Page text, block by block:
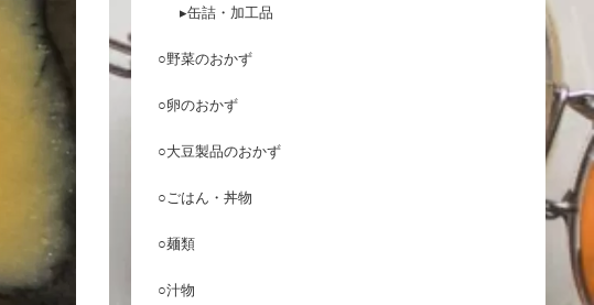
▸缶詰・加工品
○野菜のおかず
○卵のおかず
○大豆製品のおかず
○ごはん・丼物
○麺類
○汁物